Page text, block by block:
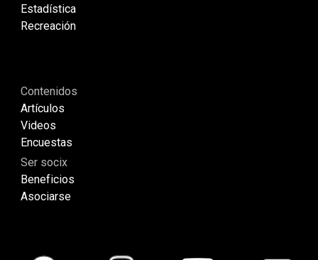
Estadística
Recreación
Contenidos
Artículos
Videos
Encuestas
Ser socix
Beneficios
Asociarse